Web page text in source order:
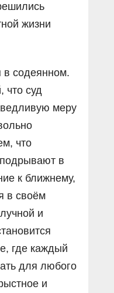
жизни
содеянном.
что суд
меру
что
в
к ближнему,
в своём
и
где каждый
для любого
и